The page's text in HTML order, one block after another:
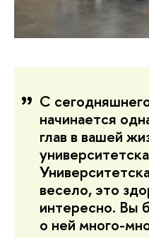
С
начинается
глав в вашей
весело, это
интересно. Вы
о ней много-